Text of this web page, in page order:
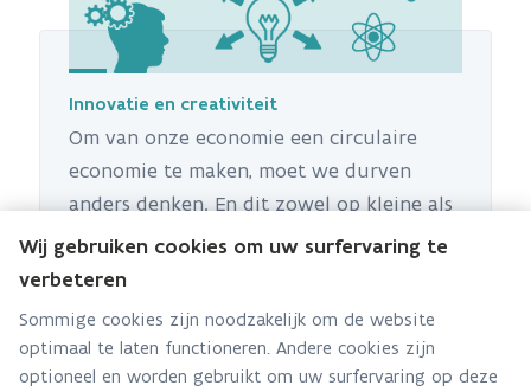
Innovatie en creativiteit
Om van onze economie een circulaire
economie te maken, moet we durven
anders denken. En dit zowel op kleine als
op grote schaal.
Wij gebruiken cookies om uw surfervaring te
verbeteren
Sommige cookies zijn noodzakelijk om de website
optimaal te laten functioneren. Andere cookies zijn
optioneel en worden gebruikt om uw surfervaring op deze